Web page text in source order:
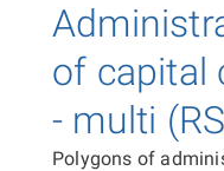
of capital
- multi
Polygons of